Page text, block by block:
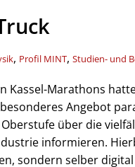
, Profil MINT, Studien- und
Kassel-Marathons
Angebot
über die
informieren.
sondern selber